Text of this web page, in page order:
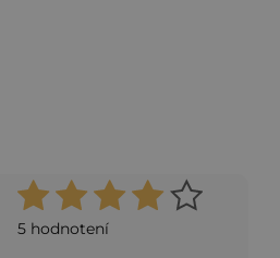
Priemerné
hodnotenie
5 hodnotení